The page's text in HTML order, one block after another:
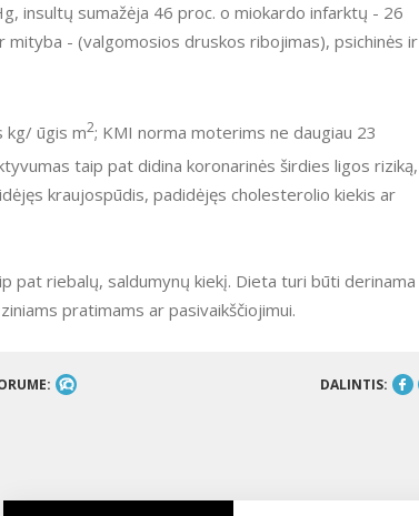
insultų sumažėja 46 proc. o miokardo infarktų - 26
- (valgomosios druskos ribojimas), psichinės ir
kg/ ūgis m2; KMI norma moterims ne daugiau 23
taip pat didina koronarinės širdies ligos riziką,
kraujospūdis, padidėjęs cholesterolio kiekis ar
pat riebalų, saldumynų kiekį. Dieta turi būti derinama
pratimams ar pasivaikščiojimui.
DALINTIS: